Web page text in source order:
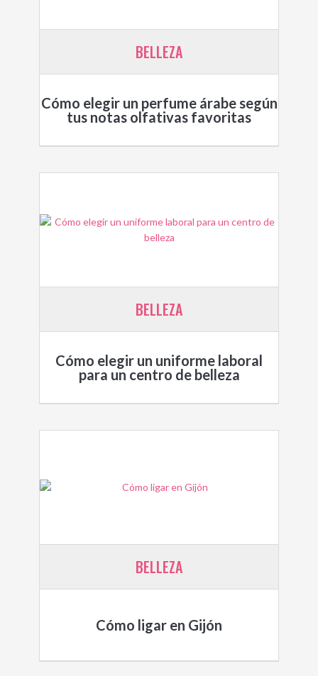
BELLEZA
Cómo elegir un perfume árabe según
tus notas olfativas favoritas
BELLEZA
Cómo elegir un uniforme laboral
para un centro de belleza
BELLEZA
Cómo ligar en Gijón